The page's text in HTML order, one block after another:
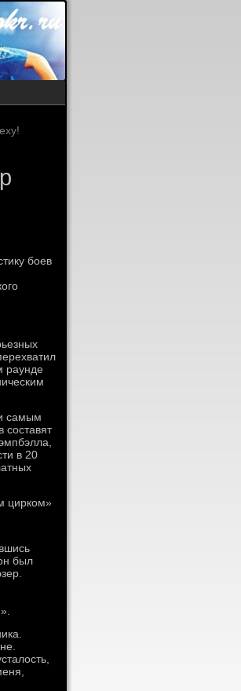
боев
раунде
самым
в 20
цирком»
был